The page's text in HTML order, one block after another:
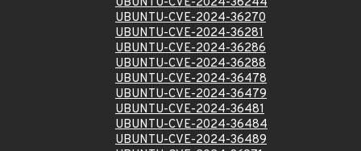
UBUNTU-CVE-2024-36270
UBUNTU-CVE-2024-36281
UBUNTU-CVE-2024-36286
UBUNTU-CVE-2024-36288
UBUNTU-CVE-2024-36478
UBUNTU-CVE-2024-36479
UBUNTU-CVE-2024-36481
UBUNTU-CVE-2024-36484
UBUNTU-CVE-2024-36489